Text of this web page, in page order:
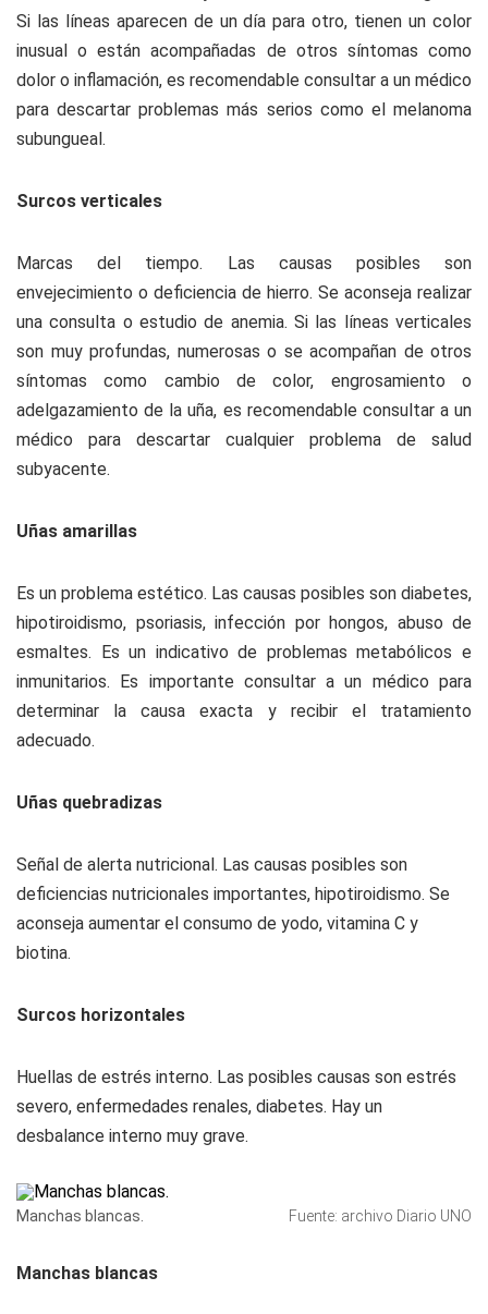
Si las líneas aparecen de un día para otro, tienen un color
inusual o están acompañadas de otros síntomas como
dolor o inflamación, es recomendable consultar a un médico
para descartar problemas más serios como el melanoma
subungueal.
Surcos verticales
Marcas del tiempo. Las causas posibles son
envejecimiento o deficiencia de hierro. Se aconseja realizar
una consulta o estudio de anemia. Si las líneas verticales
son muy profundas, numerosas o se acompañan de otros
síntomas como cambio de color, engrosamiento o
adelgazamiento de la uña, es recomendable consultar a un
médico para descartar cualquier problema de salud
subyacente.
Uñas amarillas
Es un problema estético. Las causas posibles son diabetes,
hipotiroidismo, psoriasis, infección por hongos, abuso de
esmaltes. Es un indicativo de problemas metabólicos e
inmunitarios. Es importante consultar a un médico para
determinar la causa exacta y recibir el tratamiento
adecuado.
Uñas quebradizas
Señal de alerta nutricional. Las causas posibles son
deficiencias nutricionales importantes, hipotiroidismo. Se
aconseja aumentar el consumo de yodo, vitamina C y
biotina.
Surcos horizontales
Huellas de estrés interno. Las posibles causas son estrés
severo, enfermedades renales, diabetes. Hay un
desbalance interno muy grave.
Manchas blancas. Fuente: archivo Diario UNO
Manchas blancas